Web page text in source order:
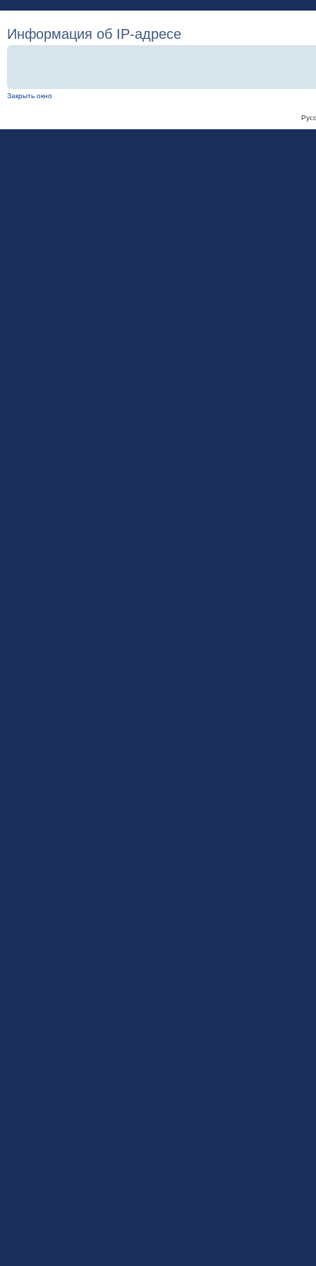
Информация об IP-адресе
Закрыть окно